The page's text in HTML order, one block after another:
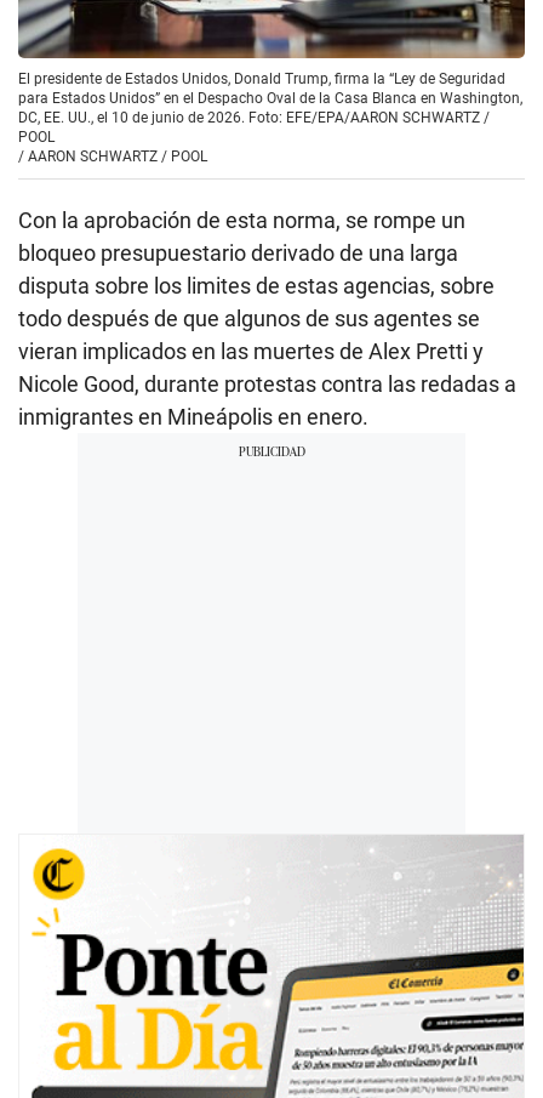
El presidente de Estados Unidos, Donald Trump, firma la “Ley de Seguridad
para Estados Unidos” en el Despacho Oval de la Casa Blanca en Washington,
DC, EE. UU., el 10 de junio de 2026. Foto: EFE/EPA/AARON SCHWARTZ /
POOL
/ AARON SCHWARTZ / POOL
Con la aprobación de esta norma, se rompe un
bloqueo presupuestario derivado de una larga
disputa sobre los limites de estas agencias, sobre
todo después de que algunos de sus agentes se
vieran implicados en las muertes de Alex Pretti y
Nicole Good, durante protestas contra las redadas a
inmigrantes en Mineápolis en enero.